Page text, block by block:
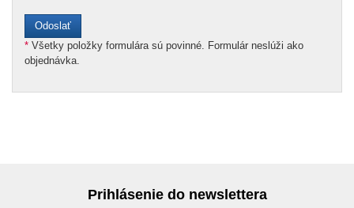
* Všetky položky formulára sú povinné. Formulár neslúži ako
objednávka.
Prihlásenie do newslettera